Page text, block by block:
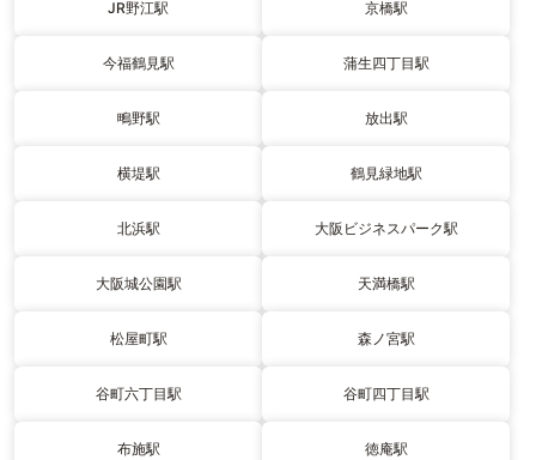
JR野江駅 京橋駅
今福鶴見駅 蒲生四丁目駅
鴫野駅 放出駅
横堤駅 鶴見緑地駅
北浜駅 大阪ビジネスパーク駅
大阪城公園駅 天満橋駅
松屋町駅 森ノ宮駅
谷町六丁目駅 谷町四丁目駅
布施駅 徳庵駅